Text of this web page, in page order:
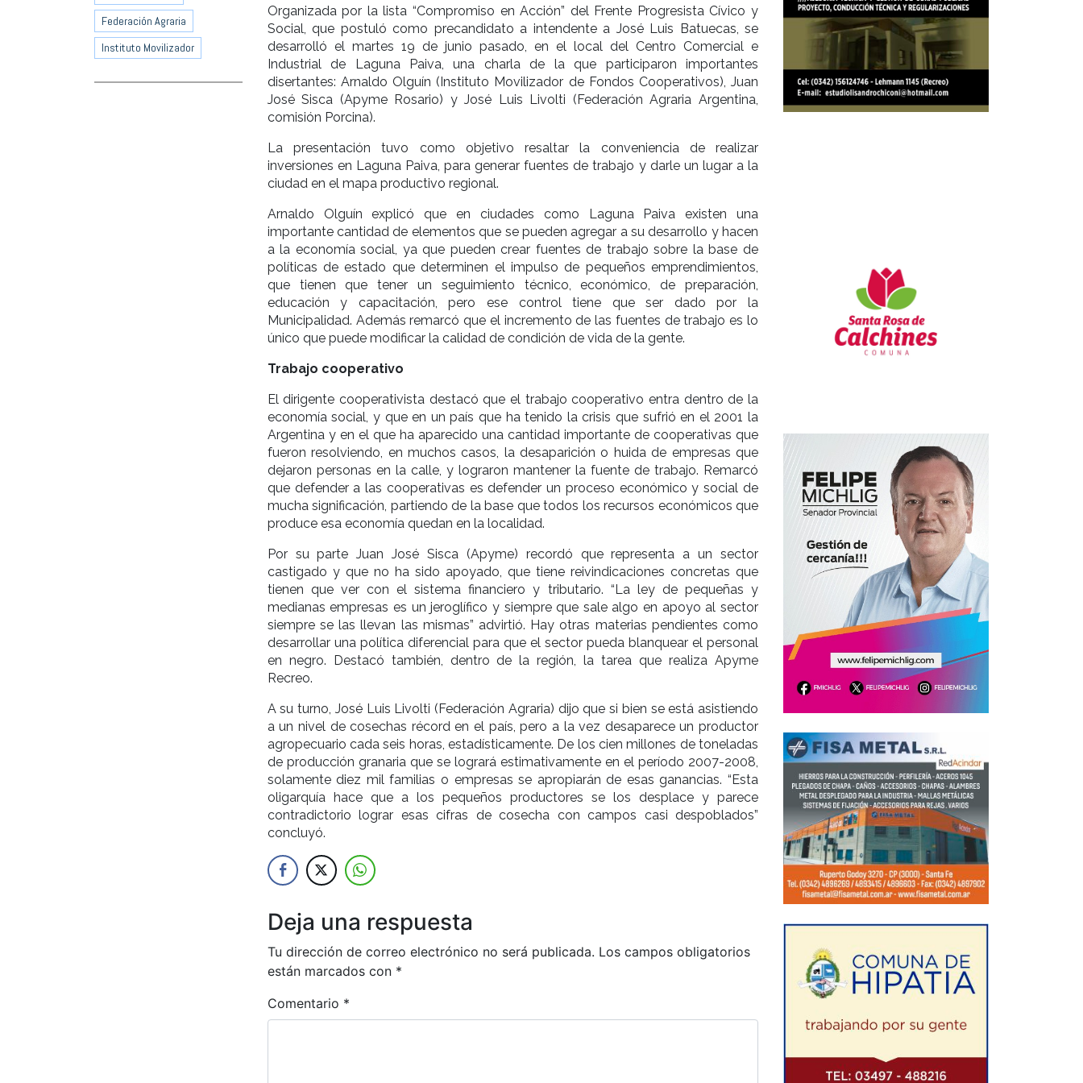
Federación Agraria
Instituto Movilizador
Organizada por la lista “Compromiso en Acción” del Frente Progresista Cívico y
Social, que postuló como precandidato a intendente a José Luis Batuecas, se
desarrolló el martes 19 de junio pasado, en el local del Centro Comercial e
Industrial de Laguna Paiva, una charla de la que participaron importantes
disertantes: Arnaldo Olguín (Instituto Movilizador de Fondos Cooperativos), Juan
José Sisca (Apyme Rosario) y José Luis Livolti (Federación Agraria Argentina,
comisión Porcina).
La presentación tuvo como objetivo resaltar la conveniencia de realizar
inversiones en Laguna Paiva, para generar fuentes de trabajo y darle un lugar a la
ciudad en el mapa productivo regional.
Arnaldo Olguín explicó que en ciudades como Laguna Paiva existen una
importante cantidad de elementos que se pueden agregar a su desarrollo y hacen
a la economía social, ya que pueden crear fuentes de trabajo sobre la base de
políticas de estado que determinen el impulso de pequeños emprendimientos,
que tienen que tener un seguimiento técnico, económico, de preparación,
educación y capacitación, pero ese control tiene que ser dado por la
Municipalidad. Además remarcó que el incremento de las fuentes de trabajo es lo
único que puede modificar la calidad de condición de vida de la gente.
Trabajo cooperativo
El dirigente cooperativista destacó que el trabajo cooperativo entra dentro de la
economía social, y que en un país que ha tenido la crisis que sufrió en el 2001 la
Argentina y en el que ha aparecido una cantidad importante de cooperativas que
fueron resolviendo, en muchos casos, la desaparición o huida de empresas que
dejaron personas en la calle, y lograron mantener la fuente de trabajo. Remarcó
que defender a las cooperativas es defender un proceso económico y social de
mucha significación, partiendo de la base que todos los recursos económicos que
produce esa economía quedan en la localidad.
Por su parte Juan José Sisca (Apyme) recordó que representa a un sector
castigado y que no ha sido apoyado, que tiene reivindicaciones concretas que
tienen que ver con el sistema financiero y tributario. “La ley de pequeñas y
medianas empresas es un jeroglífico y siempre que sale algo en apoyo al sector
siempre se las llevan las mismas” advirtió. Hay otras materias pendientes como
desarrollar una política diferencial para que el sector pueda blanquear el personal
en negro. Destacó también, dentro de la región, la tarea que realiza Apyme
Recreo.
A su turno, José Luis Livolti (Federación Agraria) dijo que si bien se está asistiendo
a un nivel de cosechas récord en el país, pero a la vez desaparece un productor
agropecuario cada seis horas, estadísticamente. De los cien millones de toneladas
de producción granaria que se logrará estimativamente en el período 2007-2008,
solamente diez mil familias o empresas se apropiarán de esas ganancias. “Esta
oligarquía hace que a los pequeños productores se los desplace y parece
contradictorio lograr esas cifras de cosecha con campos casi despoblados”
concluyó.
Deja una respuesta
Tu dirección de correo electrónico no será publicada. Los campos obligatorios
están marcados con *
Comentario *